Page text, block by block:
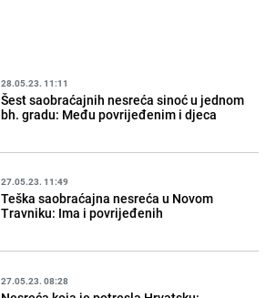
28.05.23. 11:11
Šest saobraćajnih nesreća sinoć u jednom
bh. gradu: Među povrijeđenim i djeca
27.05.23. 11:49
Teška saobraćajna nesreća u Novom
Travniku: Ima i povrijeđenih
27.05.23. 08:28